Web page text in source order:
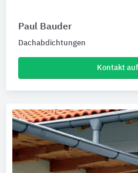
Paul Bauder
Dachabdichtungen
Kontakt